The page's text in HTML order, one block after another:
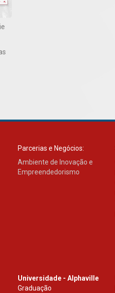
Parcerias e Negócios:
Ambiente de Inovação e
Empreendedorismo
Universidade - Alphaville
Graduação